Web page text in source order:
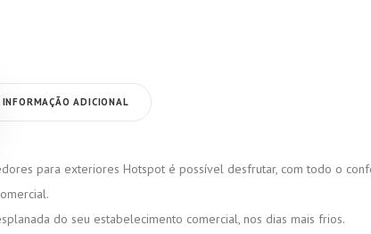
INFORMAÇÃO ADICIONAL
para exteriores Hotspot é possível desfrutar, com todo o
do seu estabelecimento comercial, nos dias mais frios.